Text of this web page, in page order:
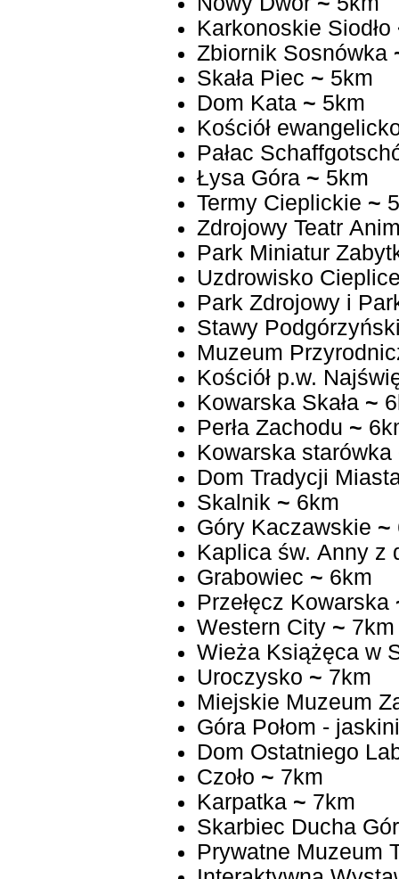
Karkonoskie Siodło
Zbiornik Sosnówka
Skała Piec ~ 5km
Dom Kata ~ 5km
Kościół
Pałac
Łysa Góra ~ 5km
Termy Cieplickie ~
Zdrojowy Teatr
Park Miniatur
Uzdrowisko
Park Zdrojowy i
Stawy
Muzeum
Kościół p.w.
Kowarska Skała ~
Perła Zachodu ~
Kowarska starówka
Dom Tradycji
Skalnik ~ 6km
Góry Kaczawskie ~
Kaplica św. Anny z
Grabowiec ~ 6km
Przełęcz Kowarska
Western City ~ 7km
Wieża Książęca w
Uroczysko ~ 7km
Miejskie Muzeum
Góra Połom -
Dom Ostatniego
Czoło ~ 7km
Karpatka ~ 7km
Skarbiec Ducha
Prywatne Muzeum